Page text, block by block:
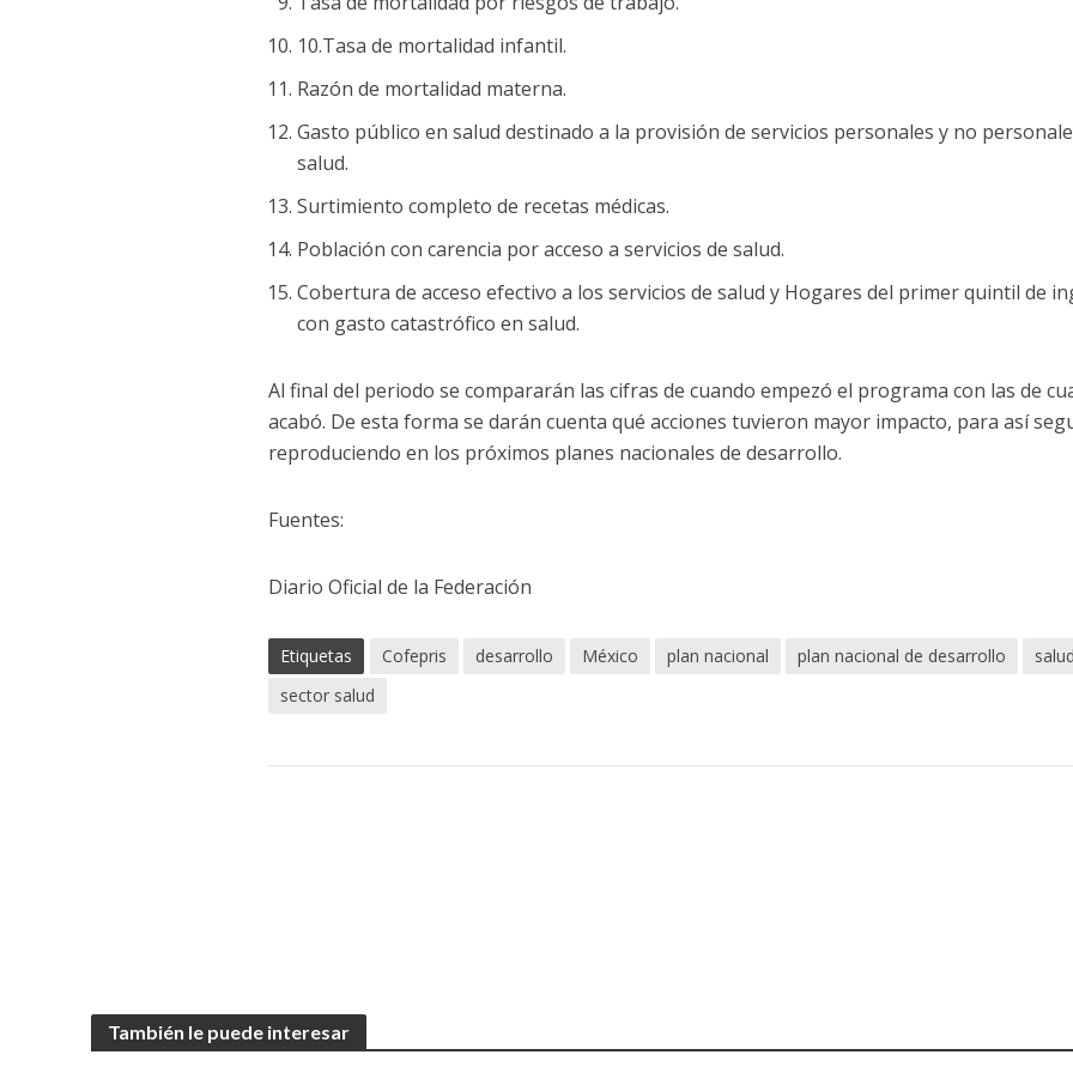
10.Tasa de mortalidad infantil.
Razón de mortalidad materna.
Gasto público en salud destinado a la provisión de servicios personales y no
salud.
Surtimiento completo de recetas médicas.
Población con carencia por acceso a servicios de salud.
Cobertura de acceso efectivo a los servicios de salud y Hogares del primer quintil de
con gasto catastrófico en salud.
Al final del periodo se compararán las cifras de cuando empezó el programa con las de
acabó. De esta forma se darán cuenta qué acciones tuvieron mayor impacto, para así
reproduciendo en los próximos planes nacionales de desarrollo.
Fuentes:
Diario Oficial de la Federación
Etiquetas Cofepris desarrollo México plan nacional plan nacional de desarrollo
salud
sector salud
También le puede interesar